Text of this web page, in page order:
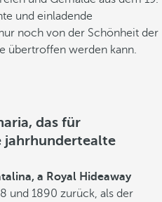
und einladende
noch von der Schönheit der
übertroffen werden kann.
das für
jahrhundertealte
a Royal Hideaway
und 1890 zurück, als der